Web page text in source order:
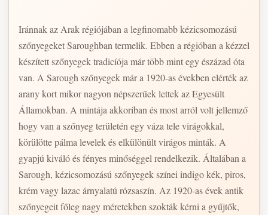
Iránnak az Arak régiójában a legfinomabb kézicsomozású
szőnyegeket Saroughban termelik. Ebben a régióban a kézzel
készített szőnyegek tradicíója már több mint egy észázad óta
van. A Sarough szőnyegek már a 1920-as években elérték az
arany kort mikor nagyon népszerűek lettek az Egyesült
Államokban. A mintája akkoriban és most arról volt jellemző
hogy van a szőnyeg területén egy váza tele virágokkal,
körülötte pálma levelek és elkülönült virágos minták. A
gyapjú kiváló és fényes minőséggel rendelkezik. Általában a
Sarough, kézicsomozású szőnyegek színei indigo kék, piros,
krém vagy lazac árnyalatú rózsaszín. Az 1920-as évek antik
szőnyegeit főleg nagy méretekben szokták kérni a gyűjtők,